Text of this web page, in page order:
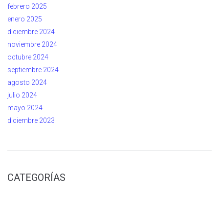
febrero 2025
enero 2025
diciembre 2024
noviembre 2024
octubre 2024
septiembre 2024
agosto 2024
julio 2024
mayo 2024
diciembre 2023
CATEGORÍAS